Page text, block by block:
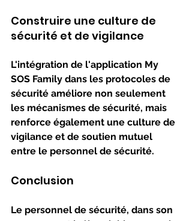
Construire une culture de
sécurité et de vigilance
L'intégration de l'application My
SOS Family dans les protocoles de
sécurité améliore non seulement
les mécanismes de sécurité, mais
renforce également une culture de
vigilance et de soutien mutuel
entre le personnel de sécurité.
Conclusion
Le personnel de sécurité, dans son